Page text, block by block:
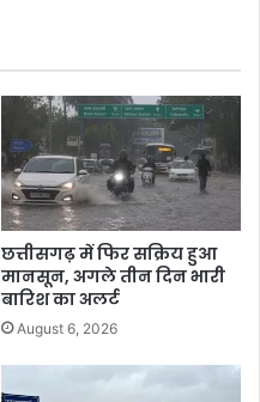
छत्तीसगढ़ में फिर सक्रिय हुआ
मानसून, अगले तीन दिन भारी
बारिश का अलर्ट
August 6, 2026